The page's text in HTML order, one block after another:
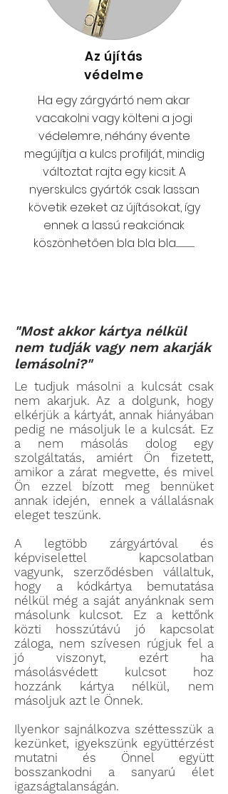
Az újítás
védelme
Ha egy zárgyártó nem akar
vacakolni vagy költeni a jogi
védelemre, néhány évente
megújítja a kulcs profilját, mindig
változtat rajta egy kicsit. A
nyerskulcs gyártók csak lassan
követik ezeket az újításokat, így
ennek a lassú reakciónak
köszönhetően bla bla bla..........................
"Most akkor kártya nélkül
nem tudják vagy nem akarják
lemásolni?"
Le tudjuk másolni a kulcsát csak
nem akarjuk. Az a dolgunk, hogy
elkérjük a kártyát, annak hiányában
pedig ne másoljuk le a kulcsát. Ez
a nem másolás dolog egy
szolgáltatás, amiért Ön fizetett,
amikor a zárat megvette, és mivel
Ön ezzel bízott meg bennüket
annak idején, ennek a vállalásnak
eleget teszünk.
A legtöbb zárgyártóval és
képviselettel kapcsolatban
vagyunk, szerződésben vállaltuk,
hogy a kódkártya bemutatása
nélkül még a saját anyánknak sem
másolunk kulcsot. Ez a kettőnk
közti hosszútávú jó kapcsolat
záloga, nem szívesen rúgjuk fel a
jó viszonyt, ezért ha
másolásvédett kulcsot hoz
hozzánk kártya nélkül, nem
másoljuk azt le Önnek.
Ilyenkor sajnálkozva széttesszük a
kezünket, igyekszünk együttérzést
mutatni és Önnel együtt
bosszankodni a sanyarú élet
igazságtalanságán.